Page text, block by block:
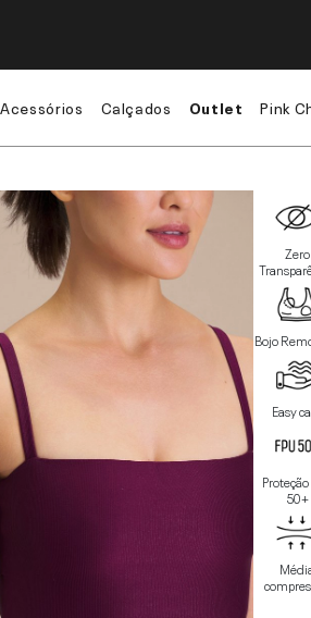
Acessórios Calçados Outlet Pink
Zero
Bojo
Easy
Proteção
50+